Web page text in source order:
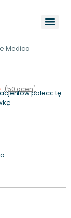
Medica
(50 ocen)poleca tę